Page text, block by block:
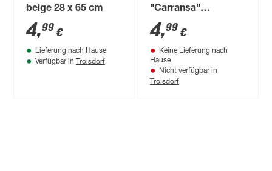
beige 28 x 65 cm
4,99 €
Lieferung nach Hause
Verfügbar in Troisdorf
"Carransa"
Polypropylen 65 x 28
cm beige
4,99 €
Keine Lieferung nach
Hause
Nicht verfügbar in
Troisdorf